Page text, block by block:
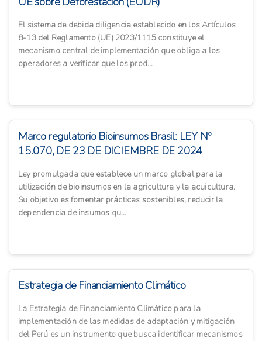
El sistema de debida diligencia establecido en los Artículos
8-13 del Reglamento (UE) 2023/1115 constituye el
mecanismo central de implementación que obliga a los
operadores a verificar que los prod...
Marco regulatorio Bioinsumos Brasil: LEY Nº
15.070, DE 23 DE DICIEMBRE DE 2024
Ley promulgada que establece un marco global para la
utilización de bioinsumos en la agricultura y la acuicultura.
Su objetivo es fomentar prácticas sostenibles, reducir la
dependencia de insumos qu...
Estrategia de Financiamiento Climático
La Estrategia de Financiamiento Climático para la
implementación de las medidas de adaptación y mitigación
del Perú es un instrumento que busca identificar mecanismos